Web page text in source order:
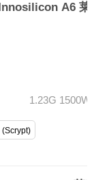
A6
1.23G 1500W